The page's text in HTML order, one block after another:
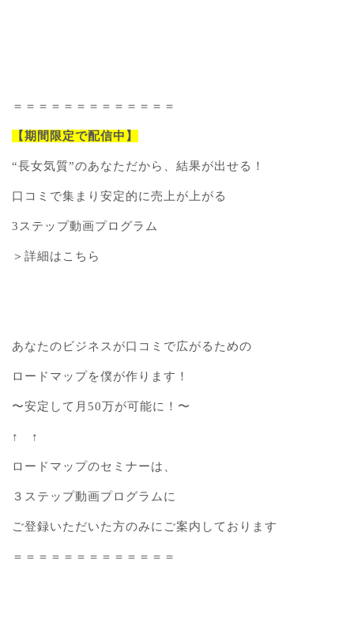
＝＝＝＝＝＝＝＝＝＝＝＝＝
【期間限定で配信中】
“長女気質”のあなただから、結果が出せる！
口コミで集まり安定的に売上が上がる
3ステップ動画プログラム
＞詳細はこちら
あなたのビジネスが口コミで広がるための
ロードマップを僕が作ります！
〜安定して月50万が可能に！〜
↑ ↑
ロードマップのセミナーは、
３ステップ動画プログラムに
ご登録いただいた方のみにご案内しております
＝＝＝＝＝＝＝＝＝＝＝＝＝